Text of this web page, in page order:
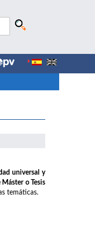
universal y
o Tesis
temáticas.